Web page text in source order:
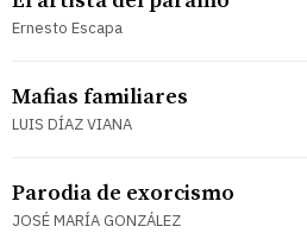
Ernesto Escapa
Mafias familiares
LUIS DÍAZ VIANA
Parodia de exorcismo
JOSÉ MARÍA GONZÁLEZ